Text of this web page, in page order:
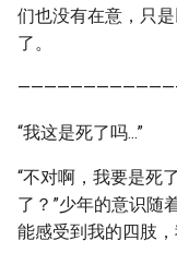
们也没有在意，只
了。
“我这是死了吗...”
“不对啊，我要是死
了？”少年的意识随
能感受到我的四肢